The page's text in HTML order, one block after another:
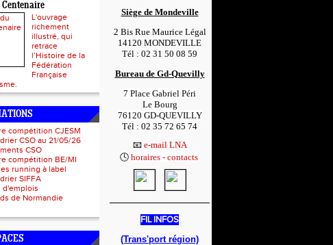
L'ouvrage
richement
illustré, qui
retrace
l’Histoire de la
Fédération
Française
compétition CJESM
CSO au 21/05/26
CSO
compétition BE/MI
running à label
SIFFA
d'emplois
de Normandie
Siège de Mondeville
2 Bis Rue Maurice Légal
14120 MONDEVILLE
Tél : 02 31 50 08 59
Bureau de Gd-Quevilly
7 Place Gabriel Péri
Le Bourg
76120 GD-QUEVILLY
Tél : 02 35 72 65 74
📧 e-mail LNA
🕓 horaires - contacts1
FIL INFOS
(Trans'port région)